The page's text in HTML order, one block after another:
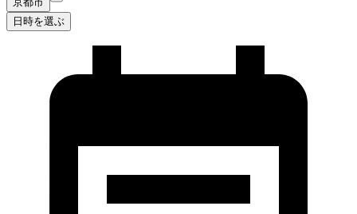
日時を選ぶ